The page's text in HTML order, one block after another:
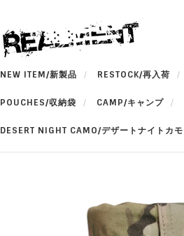
NEW ITEM/新製品 RESTOCK/再入荷
POUCHES/収納袋 CAMP/キャンプ
DESERT NIGHT CAMO/デザートナイトカモ